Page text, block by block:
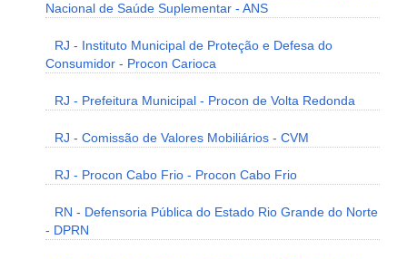
Nacional de Saúde Suplementar - ANS
RJ - Instituto Municipal de Proteção e Defesa do
Consumidor - Procon Carioca
RJ - Prefeitura Municipal - Procon de Volta Redonda
RJ - Comissão de Valores Mobiliários - CVM
RJ - Procon Cabo Frio - Procon Cabo Frio
RN - Defensoria Pública do Estado Rio Grande do Norte
- DPRN